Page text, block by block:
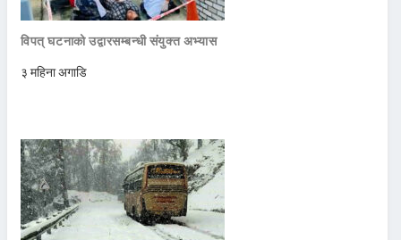
विपत् घटनाको उद्वारसम्बन्धी संयुक्त अभ्यास
३ महिना अगाडि